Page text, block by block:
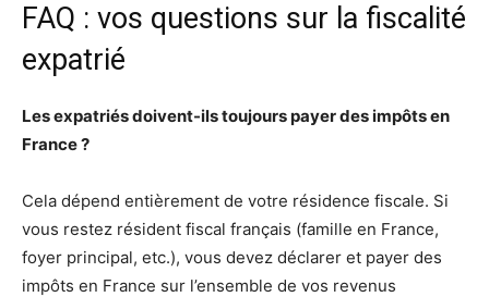
FAQ : vos questions sur la fiscalité
expatrié
Les expatriés doivent-ils toujours payer des impôts en
France ?
Cela dépend entièrement de votre résidence fiscale. Si
vous restez résident fiscal français (famille en France,
foyer principal, etc.), vous devez déclarer et payer des
impôts en France sur l’ensemble de vos revenus